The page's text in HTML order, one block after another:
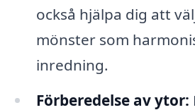
också hjälpa dig att
mönster som
inredning.
Förberedelse av ytor: